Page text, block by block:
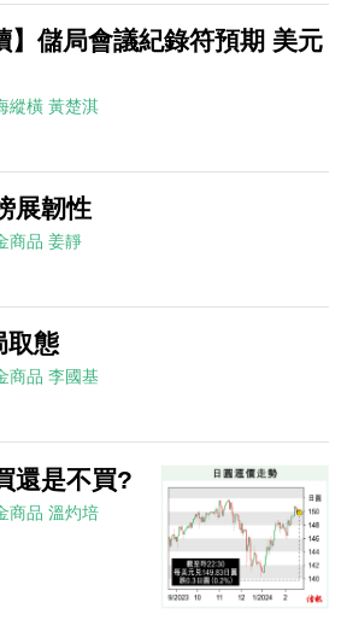
】儲局會議紀錄符預期 美元
縱橫 黃楚淇
展韌性
商品 姜靜
取態
商品 李國基
還是不買?
商品 溫灼培